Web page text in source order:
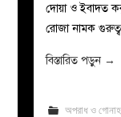
প্রশ্ন
করুন
দোয়া ও ইবাদত
রোজা নামক
বিস্তারিত পড়ুন →
অপরাধ ও গোনাহ